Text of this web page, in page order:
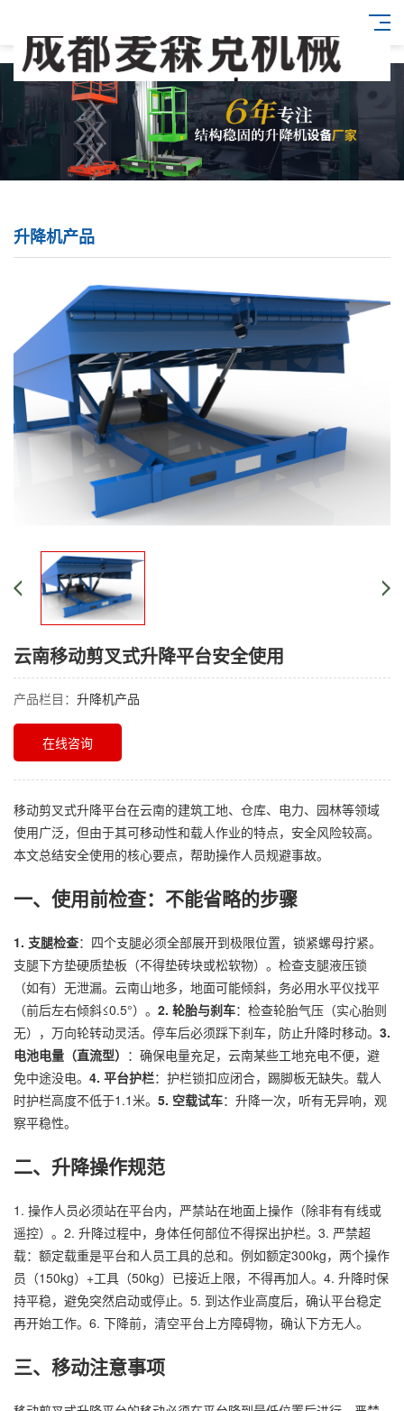
升降机产品
云南移动剪叉式升降平台安全使用
产品栏目： 升降机产品
在线咨询
移动剪叉式升降平台在云南的建筑工地、仓库、电力、园林等领域
使用广泛，但由于其可移动性和载人作业的特点，安全风险较高。
本文总结安全使用的核心要点，帮助操作人员规避事故。
一、使用前检查：不能省略的步骤
1. 支腿检查：四个支腿必须全部展开到极限位置，锁紧螺母拧紧。
支腿下方垫硬质垫板（不得垫砖块或松软物）。检查支腿液压锁
（如有）无泄漏。云南山地多，地面可能倾斜，务必用水平仪找平
（前后左右倾斜≤0.5°）。 2. 轮胎与刹车：检查轮胎气压（实心胎则
无），万向轮转动灵活。停车后必须踩下刹车，防止升降时移动。 3.
电池电量（直流型） ：确保电量充足，云南某些工地充电不便，避
免中途没电。 4. 平台护栏：护栏锁扣应闭合，踢脚板无缺失。载人
时护栏高度不低于1.1米。 5. 空载试车：升降一次，听有无异响，观
察平稳性。
二、升降操作规范
1. 操作人员必须站在平台内，严禁站在地面上操作（除非有有线或
遥控）。2. 升降过程中，身体任何部位不得探出护栏。3. 严禁超
载：额定载重是平台和人员工具的总和。例如额定300kg，两个操作
员（150kg）+工具（50kg）已接近上限，不得再加人。4. 升降时保
持平稳，避免突然启动或停止。5. 到达作业高度后，确认平台稳定
再开始工作。6. 下降前，清空平台上方障碍物，确认下方无人。
三、移动注意事项